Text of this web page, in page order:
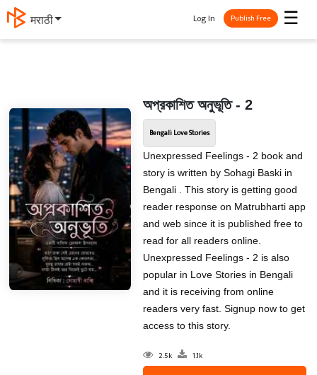
मराठी ☰
Log In Publish Free
অপ্রকাশিত অনুভূতি - 2
Bengali Love Stories
Unexpressed Feelings - 2 book and
story is written by Sohagi Baski in
Bengali . This story is getting good
reader response on Matrubharti app
and web since it is published free to
read for all readers online.
Unexpressed Feelings - 2 is also
popular in Love Stories in Bengali
and it is receiving from online
readers very fast. Signup now to get
access to this story.
2.5k 1.1k